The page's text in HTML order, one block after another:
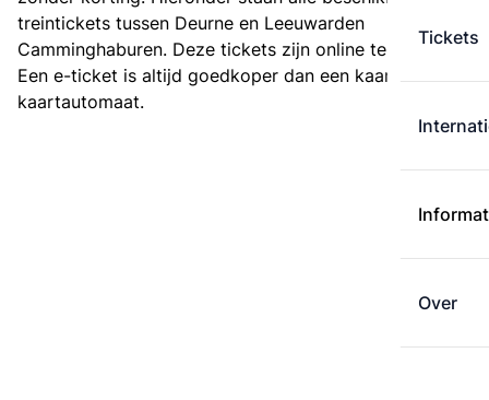
Tickets
Over
treintickets tussen Deurne en Leeuwarden
Camminghaburen. Deze tickets zijn online te koop.
Een e-ticket is altijd goedkoper dan een kaartje uit de
kaartautomaat.